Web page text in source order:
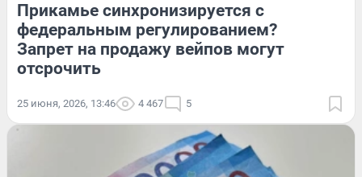
Прикамье синхронизируется с
федеральным регулированием?
Запрет на продажу вейпов могут
отсрочить
25 июня, 2026, 13:46 4 467 5